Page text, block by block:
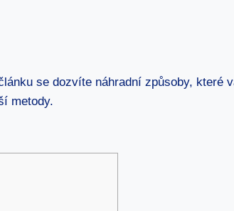
se dozvíte náhradní způsoby, které
metody.